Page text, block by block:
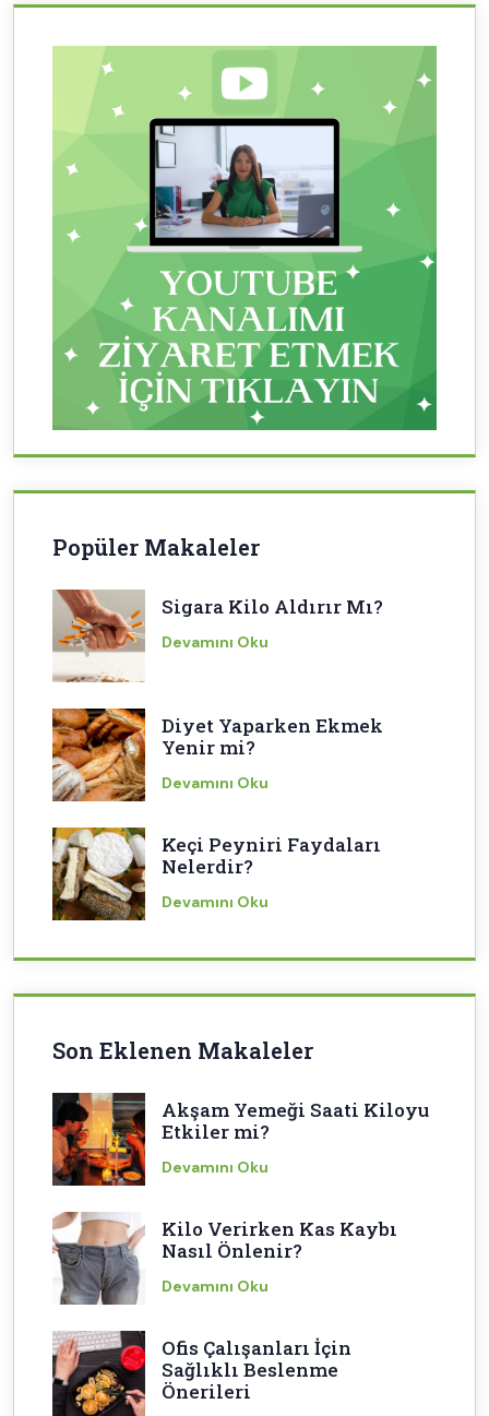
Popüler Makaleler
Sigara Kilo Aldırır Mı?
Devamını Oku
Diyet Yaparken Ekmek
Yenir mi?
Devamını Oku
Keçi Peyniri Faydaları
Nelerdir?
Devamını Oku
Son Eklenen Makaleler
Akşam Yemeği Saati Kiloyu
Etkiler mi?
Devamını Oku
Kilo Verirken Kas Kaybı
Nasıl Önlenir?
Devamını Oku
Ofis Çalışanları İçin
Sağlıklı Beslenme
Önerileri